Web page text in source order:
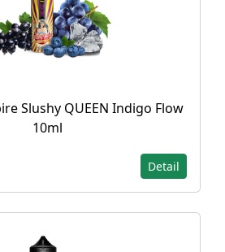
Slushy QUEEN Indigo Flow
10ml
Detail